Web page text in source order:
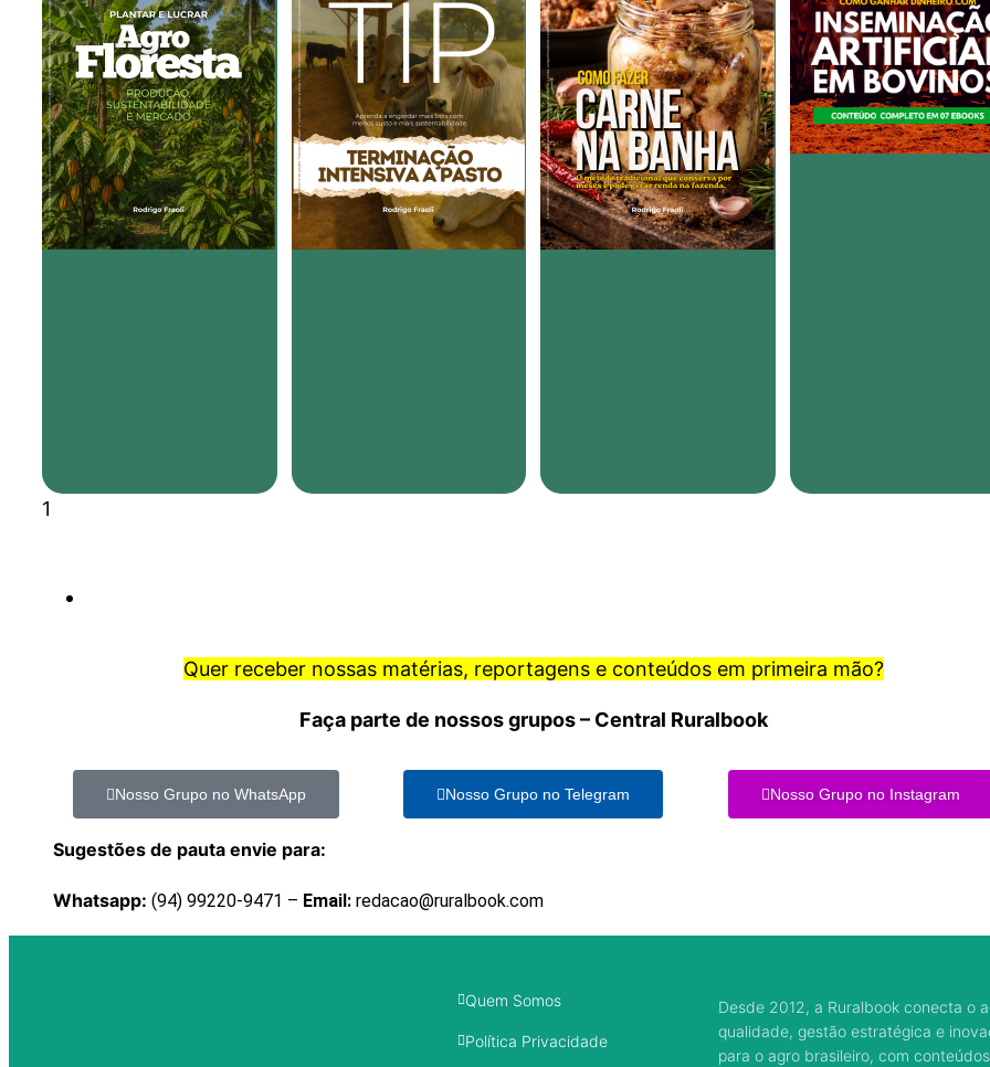
Quer receber nossas matérias, reportagens e conteúdos em primeira mão?
Faça parte de nossos grupos – Central Ruralbook
Nosso Grupo no WhatsApp Nosso Grupo no Telegram Nosso Grupo no Instagram
Sugestões de pauta envie para:
Whatsapp: (94) 99220-9471 – Email: redacao@ruralbook.com
Quem Somos
Política Privacidade
Desde 2012, a Ruralbook conecta o
qualidade, gestão estratégica e
para o agro brasileiro, com